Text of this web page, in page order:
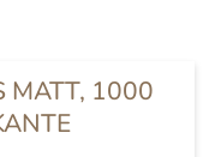
1000 M
T